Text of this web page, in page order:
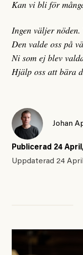
Kan vi bli för
Ingen väljer
Den valde oss på
Ni som ej blev
Hjälp oss att bära
Johan
Publicerad 24
Uppdaterad 24